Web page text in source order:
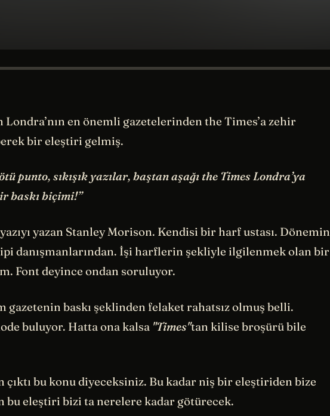
Londra’nın en önemli gazetelerinden the Times’a zehir
bir eleştiri gelmiş.
punto, sıkışık yazılar, baştan aşağı the Times Londra’ya
baskı biçimi!”
yazan Stanley Morison. Kendisi bir harf ustası. Dönemin
danışmanlarından. İşi harflerin şekliyle ilgilenmek olan bir
Font deyince ondan soruluyor.
gazetenin baskı şeklinden felaket rahatsız olmuş belli.
buluyor. Hatta ona kalsa "Times"tan kilise broşürü bile
çıktı bu konu diyeceksiniz. Bu kadar niş bir eleştiriden bize
bu eleştiri bizi ta nerelere kadar götürecek.